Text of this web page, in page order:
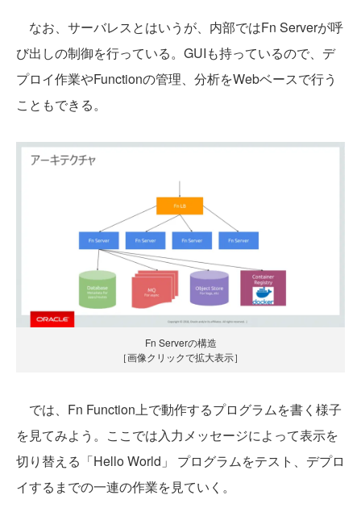
なお、サーバレスとはいうが、内部ではFn Serverが呼
び出しの制御を行っている。GUIも持っているので、デ
プロイ作業やFunctionの管理、分析をWebベースで行う
こともできる。
Fn Serverの構造
［画像クリックで拡大表示］
では、Fn Function上で動作するプログラムを書く様子
を見てみよう。ここでは入力メッセージによって表示を
切り替える「Hello World」 プログラムをテスト、デプロ
イするまでの一連の作業を見ていく。